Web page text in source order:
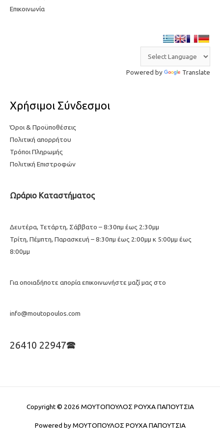
Επικοινωνία
Powered by Translate
Χρήσιμοι Σύνδεσμοι
Όροι & Προϋποθέσεις
Πολιτική απορρήτου
Τρόποι Πληρωμής
Πολιτική Επιστροφών
Ωράριο Καταστήματος
Δευτέρα, Τετάρτη, Σάββατο – 8:30πμ έως 2:30μμ
Τρίτη, Πέμπτη, Παρασκευή – 8:30πμ έως 2:00μμ κ 5:00μμ έως
8:00μμ
Για οποιαδήποτε απορία επικοινωνήστε μαζί μας στο
info@moutopoulos.com
26410 22947🕿
Copyright © 2026 ΜΟΥΤΟΠΟΥΛΟΣ ΡΟΥΧΑ ΠΑΠΟΥΤΣΙΑ
Powered byΜΟΥΤΟΠΟΥΛΟΣ ΡΟΥΧΑ ΠΑΠΟΥΤΣΙΑ